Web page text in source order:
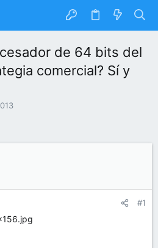
de 64 bits del
comercial? Sí y
#1